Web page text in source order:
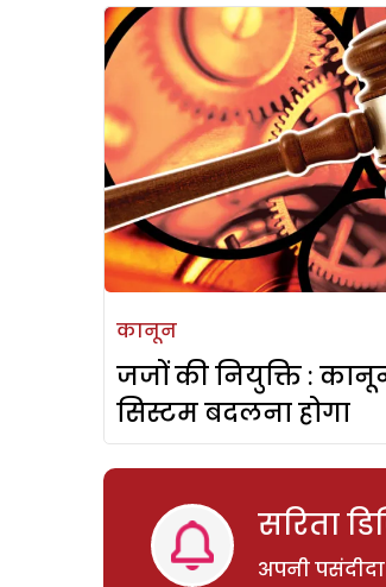
कानून
जजों की नियुक्ति :
सिस्टम बदलना होगा
सरिता
अपनी